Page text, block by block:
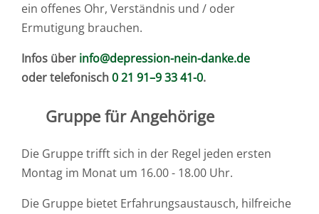
ein offenes Ohr, Verständnis und / oder
Ermutigung brauchen.
Infos über info@depression-nein-danke.de
oder telefonisch0 21 91–9 33 41-0.
Gruppe für Angehörige
Die Gruppe trifft sich in der Regel jeden ersten
Montag im Monat um 16.00 - 18.00 Uhr.
Die Gruppe bietet Erfahrungsaustausch, hilfreiche